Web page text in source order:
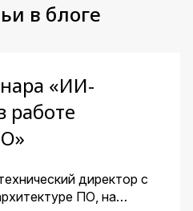
в блоге
«ИИ-
работе
директор с
ПО, на